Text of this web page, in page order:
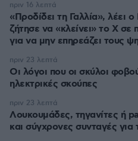
«Προδίδει τη Γαλλία», λέει
ζήτησε να «κλείνει» το X σε
για να μην επηρεάζει τους
πριν 16 λεπτά
Οι λόγοι που οι σκύλοι
ηλεκτρικές σκούπες
πριν 23 λεπτά
Λουκουμάδες, τηγανίτες ή
και σύγχρονες συνταγές
πριν 23 λεπτά